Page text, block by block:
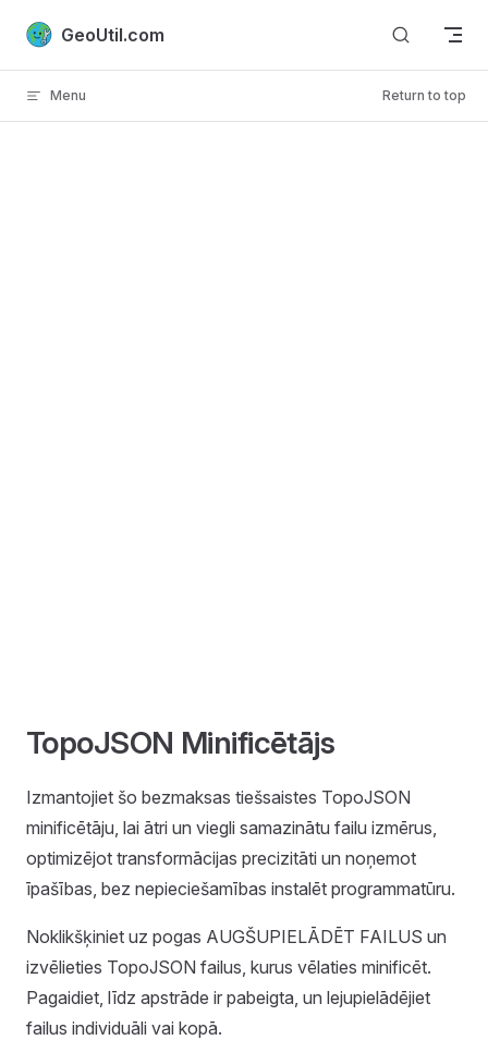
Skip to content
GeoUtil.com
Menu Return to top
TopoJSON Minificētājs
Izmantojiet šo bezmaksas tiešsaistes TopoJSON
minificētāju, lai ātri un viegli samazinātu failu izmērus,
optimizējot transformācijas precizitāti un noņemot
īpašības, bez nepieciešamības instalēt programmatūru.
Noklikšķiniet uz pogas AUGŠUPIELĀDĒT FAILUS un
izvēlieties TopoJSON failus, kurus vēlaties minificēt.
Pagaidiet, līdz apstrāde ir pabeigta, un lejupielādējiet
failus individuāli vai kopā.